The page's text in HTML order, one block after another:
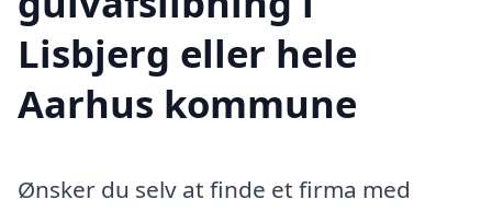
Lisbjerg eller hele
Aarhus kommune
Ønsker du selv at finde et firma med